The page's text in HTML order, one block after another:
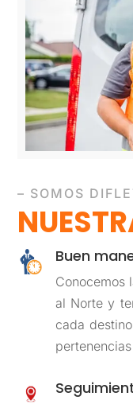
– SOMOS
Buen
Conocemos
al Norte y
cada